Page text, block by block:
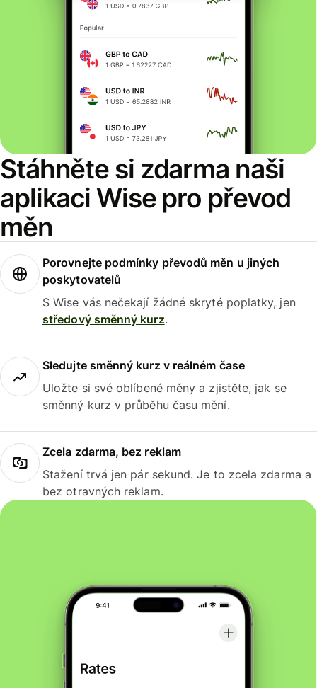
Stáhněte si zdarma naši
aplikaci Wise pro převod
měn
Porovnejte podmínky převodů měn u jiných
poskytovatelů
S Wise vás nečekají žádné skryté poplatky, jen
středový směnný kurz.
Sledujte směnný kurz v reálném čase
Uložte si své oblíbené měny a zjistěte, jak se
směnný kurz v průběhu času mění.
Zcela zdarma, bez reklam
Stažení trvá jen pár sekund. Je to zcela zdarma a
bez otravných reklam.